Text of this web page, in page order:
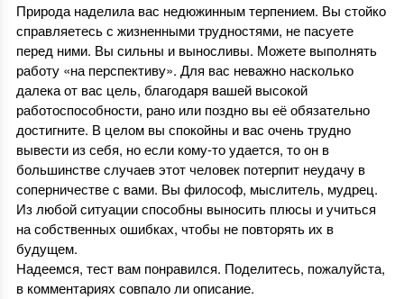
Природа наделила вас недюжинным терпением. Вы стойко
справляетесь с жизненными трудностями, не пасуете
перед ними. Вы сильны и выносливы. Можете выполнять
работу «на перспективу». Для вас неважно насколько
далека от вас цель, благодаря вашей высокой
работоспособности, рано или поздно вы её обязательно
достигните. В целом вы спокойны и вас очень трудно
вывести из себя, но если кому-то удается, то он в
большинстве случаев этот человек потерпит неудачу в
соперничестве с вами. Вы философ, мыслитель, мудрец.
Из любой ситуации способны выносить плюсы и учиться
на собственных ошибках, чтобы не повторять их в
будущем.
Надеемся, тест вам понравился. Поделитесь, пожалуйста,
в комментариях совпало ли описание.